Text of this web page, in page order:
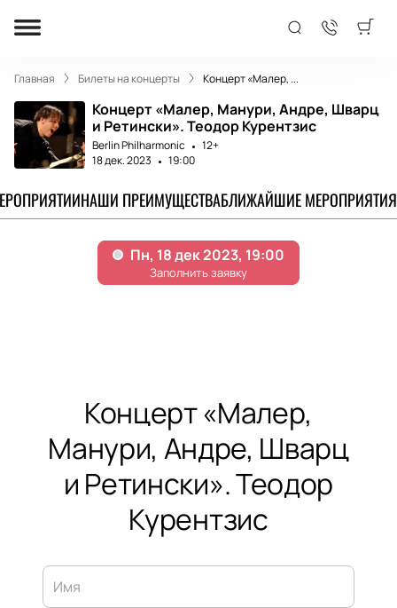
Главная Билеты на концерты Концерт «Малер, ...
Концерт «Малер, Манури, Андре, Шварц
и Ретински». Теодор Курентзис
Berlin Philharmonic
12+
18 дек. 2023
19:00
НАШИ ПРЕИМУЩЕСТВАБЛИЖАЙШИЕ МЕРОПРИЯТИЯ
Концерт «Малер,
Манури, Андре, Шварц
и Ретински». Теодор
Курентзис
Имя